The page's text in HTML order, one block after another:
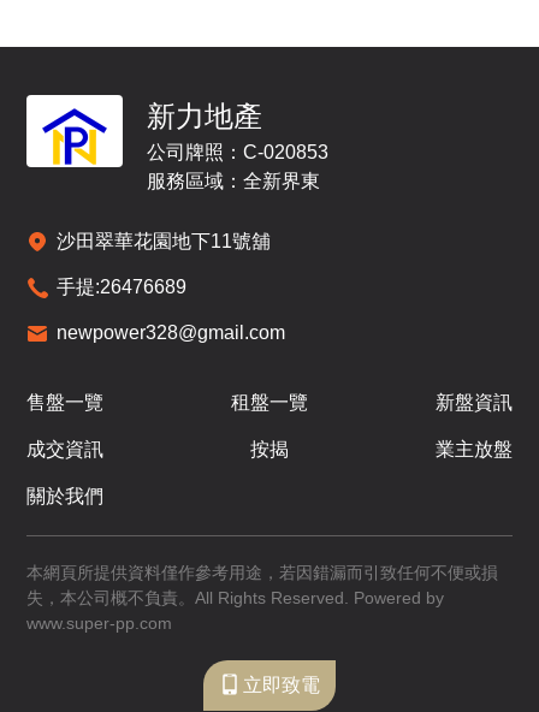
新力地產
公司牌照：C-020853
服務區域：全新界東
沙田翠華花園地下11號舖
手提:26476689
newpower328@gmail.com
售盤一覽 租盤一覽 新盤資訊
成交資訊 按揭 業主放盤
關於我們
本網頁所提供資料僅作參考用途，若因錯漏而引致任何不便或損
失，本公司概不負責。All Rights Reserved. Powered by
www.super-pp.com
立即致電